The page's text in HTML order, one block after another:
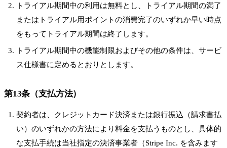
トライアル期間中の利用は無料とし、トライアル期間の満了
またはトライアル用ポイントの消費完了のいずれか早い時点
をもってトライアル期間は終了します。
トライアル期間中の機能制限およびその他の条件は、サービ
ス仕様書に定めるとおりとします。
第13条（支払方法）
契約者は、クレジットカード決済または銀行振込（請求書払
い）のいずれかの方法により料金を支払うものとし、具体的
な支払手続は当社指定の決済事業者（Stripe Inc. を含みます